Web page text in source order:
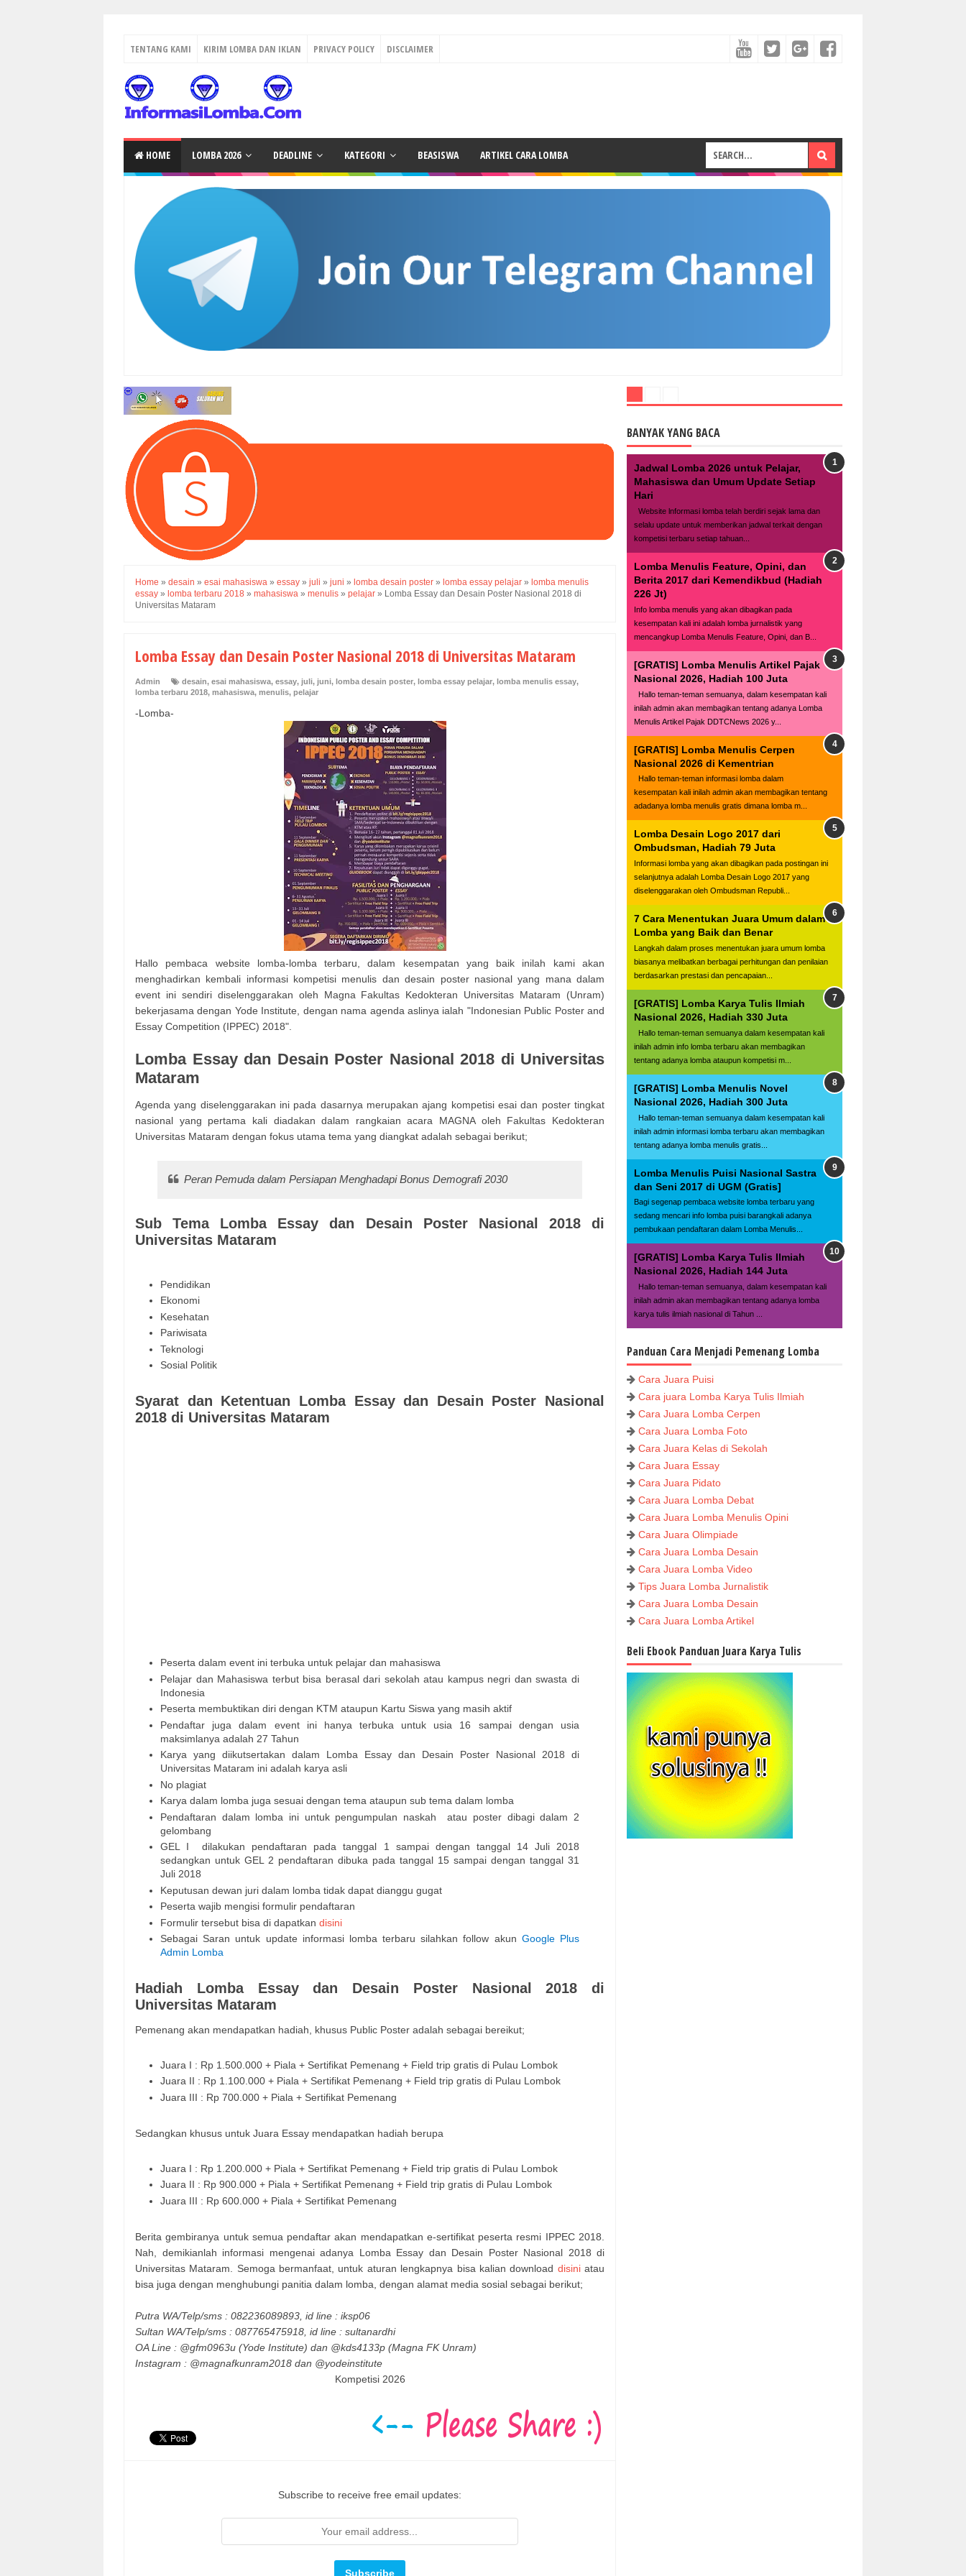
TENTANG KAMI KIRIM LOMBA DAN IKLAN PRIVACY POLICY DISCLAIMER
HOME LOMBA 2026 DEADLINE KATEGORI BEASISWA ARTIKEL CARA LOMBA
Home » desain » esai mahasiswa » essay » juli » juni » lomba desain poster » lomba essay pelajar » lomba menulis
essay » lomba terbaru 2018 » mahasiswa » menulis » pelajar » Lomba Essay dan Desain Poster Nasional 2018 di
Universitas Mataram
Lomba Essay dan Desain Poster Nasional 2018 di Universitas Mataram
Admin desain, esai mahasiswa, essay, juli, juni, lomba desain poster, lomba essay pelajar, lomba menulis essay,
lomba terbaru 2018, mahasiswa, menulis, pelajar
-Lomba-
Hallo pembaca website lomba-lomba terbaru, dalam kesempatan yang baik inilah kami akan
menghadirkan kembali informasi kompetisi menulis dan desain poster nasional yang mana dalam
event ini sendiri diselenggarakan oleh Magna Fakultas Kedokteran Universitas Mataram (Unram)
bekerjasama dengan Yode Institute, dengan nama agenda aslinya ialah "Indonesian Public Poster and
Essay Competition (IPPEC) 2018".
Lomba Essay dan Desain Poster Nasional 2018 di Universitas
Mataram
Agenda yang diselenggarakan ini pada dasarnya merupakan ajang kompetisi esai dan poster tingkat
nasional yang pertama kali diadakan dalam rangkaian acara MAGNA oleh Fakultas Kedokteran
Universitas Mataram dengan fokus utama tema yang diangkat adalah sebagai berikut;
Peran Pemuda dalam Persiapan Menghadapi Bonus Demografi 2030
Sub Tema Lomba Essay dan Desain Poster Nasional 2018 di
Universitas Mataram
Pendidikan
Ekonomi
Kesehatan
Pariwisata
Teknologi
Sosial Politik
Syarat dan Ketentuan Lomba Essay dan Desain Poster Nasional
2018 di Universitas Mataram
Peserta dalam event ini terbuka untuk pelajar dan mahasiswa
Pelajar dan Mahasiswa terbut bisa berasal dari sekolah atau kampus negri dan swasta di
Indonesia
Peserta membuktikan diri dengan KTM ataupun Kartu Siswa yang masih aktif
Pendaftar juga dalam event ini hanya terbuka untuk usia 16 sampai dengan usia
maksimlanya adalah 27 Tahun
Karya yang diikutsertakan dalam Lomba Essay dan Desain Poster Nasional 2018 di
Universitas Mataram ini adalah karya asli
No plagiat
Karya dalam lomba juga sesuai dengan tema ataupun sub tema dalam lomba
Pendaftaran dalam lomba ini untuk pengumpulan naskah atau poster dibagi dalam 2
gelombang
GEL I dilakukan pendaftaran pada tanggal 1 sampai dengan tanggal 14 Juli 2018
sedangkan untuk GEL 2 pendaftaran dibuka pada tanggal 15 sampai dengan tanggal 31
Juli 2018
Keputusan dewan juri dalam lomba tidak dapat dianggu gugat
Peserta wajib mengisi formulir pendaftaran
Formulir tersebut bisa di dapatkan disini
Sebagai Saran untuk update informasi lomba terbaru silahkan follow akun Google Plus
Admin Lomba
Hadiah Lomba Essay dan Desain Poster Nasional 2018 di
Universitas Mataram
Pemenang akan mendapatkan hadiah, khusus Public Poster adalah sebagai bereikut;
Juara I : Rp 1.500.000 + Piala + Sertifikat Pemenang + Field trip gratis di Pulau Lombok
Juara II : Rp 1.100.000 + Piala + Sertifikat Pemenang + Field trip gratis di Pulau Lombok
Juara III : Rp 700.000 + Piala + Sertifikat Pemenang
Sedangkan khusus untuk Juara Essay mendapatkan hadiah berupa
Juara I : Rp 1.200.000 + Piala + Sertifikat Pemenang + Field trip gratis di Pulau Lombok
Juara II : Rp 900.000 + Piala + Sertifikat Pemenang + Field trip gratis di Pulau Lombok
Juara III : Rp 600.000 + Piala + Sertifikat Pemenang
Berita gembiranya untuk semua pendaftar akan mendapatkan e-sertifikat peserta resmi IPPEC 2018.
Nah, demikianlah informasi mengenai adanya Lomba Essay dan Desain Poster Nasional 2018 di
Universitas Mataram. Semoga bermanfaat, untuk aturan lengkapnya bisa kalian download disiniatau
bisa juga dengan menghubungi panitia dalam lomba, dengan alamat media sosial sebagai berikut;
Putra WA/Telp/sms : 082236089893, id line : iksp06
Sultan WA/Telp/sms : 087765475918, id line : sultanardhi
OA Line : @gfm0963u (Yode Institute) dan @kds4133p (Magna FK Unram)
Instagram : @magnafkunram2018 dan @yodeinstitute
Kompetisi 2026
Subscribe to receive free email updates:
BANYAK YANG BACA
Jadwal Lomba 2026 untuk Pelajar,
Mahasiswa dan Umum Update Setiap
Hari
Website lnformasi lomba telah berdiri sejak lama dan
selalu update untuk memberikan jadwal terkait dengan
kompetisi terbaru setiap tahuan...
Lomba Menulis Feature, Opini, dan
Berita 2017 dari Kemendikbud (Hadiah
226 Jt)
Info lomba menulis yang akan dibagikan pada
kesempatan kali ini adalah lomba jurnalistik yang
mencangkup Lomba Menulis Feature, Opini, dan B...
[GRATIS] Lomba Menulis Artikel Pajak
Nasional 2026, Hadiah 100 Juta
Hallo teman-teman semuanya, dalam kesempatan kali
inilah admin akan membagikan tentang adanya Lomba
Menulis Artikel Pajak DDTCNews 2026 y...
[GRATIS] Lomba Menulis Cerpen
Nasional 2026 di Kementrian
Hallo teman-teman informasi lomba dalam
kesempatan kali inilah admin akan membagikan tentang
adadanya lomba menulis gratis dimana lomba m...
Lomba Desain Logo 2017 dari
Ombudsman, Hadiah 79 Juta
Informasi lomba yang akan dibagikan pada postingan ini
selanjutnya adalah Lomba Desain Logo 2017 yang
diselenggarakan oleh Ombudsman Republi...
7 Cara Menentukan Juara Umum dalam
Lomba yang Baik dan Benar
Langkah dalam proses menentukan juara umum lomba
biasanya melibatkan berbagai perhitungan dan penilaian
berdasarkan prestasi dan pencapaian...
[GRATIS] Lomba Karya Tulis Ilmiah
Nasional 2026, Hadiah 330 Juta
Hallo teman-teman semuanya dalam kesempatan kali
inilah admin info lomba terbaru akan membagikan
tentang adanya lomba ataupun kompetisi m...
[GRATIS] Lomba Menulis Novel
Nasional 2026, Hadiah 300 Juta
Hallo teman-teman semuanya dalam kesempatan kali
inilah admin informasi lomba terbaru akan membagikan
tentang adanya lomba menulis gratis...
Lomba Menulis Puisi Nasional Sastra
dan Seni 2017 di UGM (Gratis]
Bagi segenap pembaca website lomba terbaru yang
sedang mencari info lomba puisi barangkali adanya
pembukaan pendaftaran dalam Lomba Menulis...
[GRATIS] Lomba Karya Tulis Ilmiah
Nasional 2026, Hadiah 144 Juta
Hallo teman-teman semuanya, dalam kesempatan kali
inilah admin akan membagikan tentang adanya lomba
karya tulis ilmiah nasional di Tahun ...
Panduan Cara Menjadi Pemenang Lomba
Cara Juara Puisi
Cara juara Lomba Karya Tulis Ilmiah
Cara Juara Lomba Cerpen
Cara Juara Lomba Foto
Cara Juara Kelas di Sekolah
Cara Juara Essay
Cara Juara Pidato
Cara Juara Lomba Debat
Cara Juara Lomba Menulis Opini
Cara Juara Olimpiade
Cara Juara Lomba Desain
Cara Juara Lomba Video
Tips Juara Lomba Jurnalistik
Cara Juara Lomba Desain
Cara Juara Lomba Artikel
Beli Ebook Panduan Juara Karya Tulis